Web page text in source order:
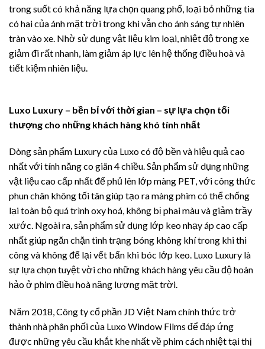
trong suốt có khả năng lựa chọn quang phổ, loại bỏ những tia
có hai của ánh mặt trời trong khi vẫn cho ánh sáng tự nhiên
tràn vào xe. Nhờ sử dụng vật liệu kim loại, nhiệt độ trong xe
giảm đi rất nhanh, làm giảm áp lực lên hệ thống điều hoà và
tiết kiệm nhiên liệu.
Luxo Luxury – bền bỉ với thời gian – sự lựa chọn tối
thượng cho những khách hàng khó tính nhất
Dòng sản phẩm Luxury của Luxo có độ bền và hiệu quả cao
nhất với tính năng co giãn 4 chiều. Sản phẩm sử dụng những
vật liệu cao cấp nhất để phủ lên lớp màng PET, với công thức
phun chân không tối tân giúp tạo ra màng phim có thể chống
lại toàn bộ quá trình oxy hoá, không bị phai màu và giảm trầy
xước. Ngoài ra, sản phẩm sử dụng lớp keo nhạy áp cao cấp
nhất giúp ngăn chặn tình trạng bóng không khí trong khi thi
công và không để lại vết bẩn khi bóc lớp keo. Luxo Luxury là
sự lựa chọn tuyệt vời cho những khách hàng yêu cầu độ hoàn
hảo ở phim điều hoà năng lượng mặt trời.
Năm 2018, Công ty cổ phần JD Việt Nam chính thức trở
thành nhà phân phối của Luxo Window Films để đáp ứng
được những yêu cầu khắt khe nhất về phim cách nhiệt tại thị